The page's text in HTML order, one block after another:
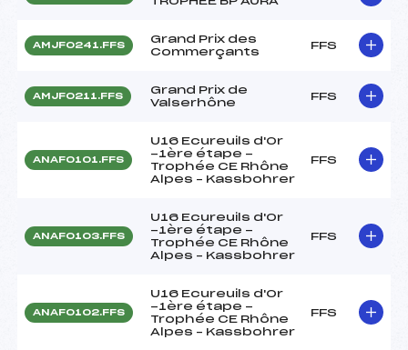
AMJF0241.FFS
Grand Prix des
Commerçants
FFS
AMJF0211.FFS
Grand Prix de
Valserhône
FFS
ANAF0101.FFS
U16 Ecureuils d'Or
-1ère étape -
Trophée CE Rhône
Alpes – Kassbohrer
FFS
ANAF0103.FFS
U16 Ecureuils d'Or
-1ère étape -
Trophée CE Rhône
Alpes – Kassbohrer
FFS
ANAF0102.FFS
U16 Ecureuils d'Or
-1ère étape -
Trophée CE Rhône
Alpes – Kassbohrer
FFS